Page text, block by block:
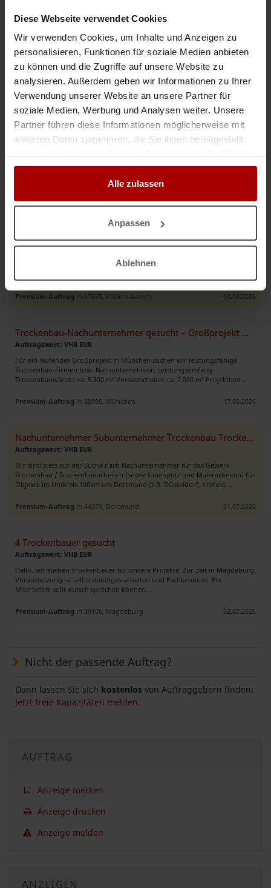
Diese Webseite verwendet Cookies
Wir verwenden Cookies, um Inhalte und Anzeigen zu
personalisieren, Funktionen für soziale Medien anbieten
zu können und die Zugriffe auf unsere Website zu
analysieren. Außerdem geben wir Informationen zu Ihrer
Verwendung unserer Website an unsere Partner für
soziale Medien, Werbung und Analysen weiter. Unsere
Partner führen diese Informationen möglicherweise mit
weiteren Daten zusammen, die Sie ihnen bereitgestellt
gesammelt haben.
Alle zulassen
Anpassen
Ablehnen
werden Material wird zur Verfügung gestellt. Der Be ..
Auftragin 95448, Bayreuth 04.08.2026
Weitere Premium-Aufträge
Trockenbauer ab 26.5. gesucht
Auftragswert: 28,00 EUR
Montage von MIWO und GK Decken
Auftragswert: 450.000,00 EUR
für die Montage von Trockenbaudecken. Es handelt sich um die Montage
Premium-Auftrag in 67655, Kaiserslautern 03.08.2026
Trockenbau-Nachunternehmer gesucht – Großprojekt München
Auftragswert: VHB EUR
Für ein laufendes Großprojekt in München suchen wir leistungsfähige
Trockenbau-Firmen bzw. Nachunternehmer. Leistungsumfang:
Trockenbauwände: ca. 5.300 m² Vorsatzschalen: ca. 7.000 m² Projektbed ..
Premium-Auftrag in 80995, München 17.05.2026
Nachunternehmer Subunternehmer Trockenbau Trockenbauarbeiten NRW
Auftragswert: VHB EUR
Wir sind stets auf der Suche nach Nachunternehmer für das Gewerk
Trockenbau / Trockenbauarbeiten (sowie Innenputz und Malerarbeiten) für
Objekte im Umkreis 100km um Dortmund (z.B. Düsseldorf, Krefeld, ..
Premium-Auftrag in 44379, Dortmund 31.07.2026
4 Trockenbauer gesucht
Auftragswert: VHB EUR
Hallo, wir suchen Trockenbauer für unsere Projekte. Zur Zeit in Magdeburg.
Voraussetzung ist selbstständiges arbeiten und Fachkenntnis. Ein
Mitarbeiter sollt dutsch sprechen können. ..
Premium-Auftrag in 39106, Magdeburg 02.07.2026
Nicht der passende Auftrag?
Dann lassen Sie sich kostenlos von Auftraggebern finden:
Jetzt freie Kapazitäten melden.
AUFTRAG
Anzeige merken
Anzeige drucken
Anzeige melden
ANZEIGEN